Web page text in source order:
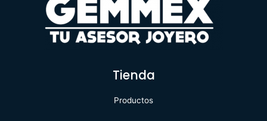
Tienda
Productos